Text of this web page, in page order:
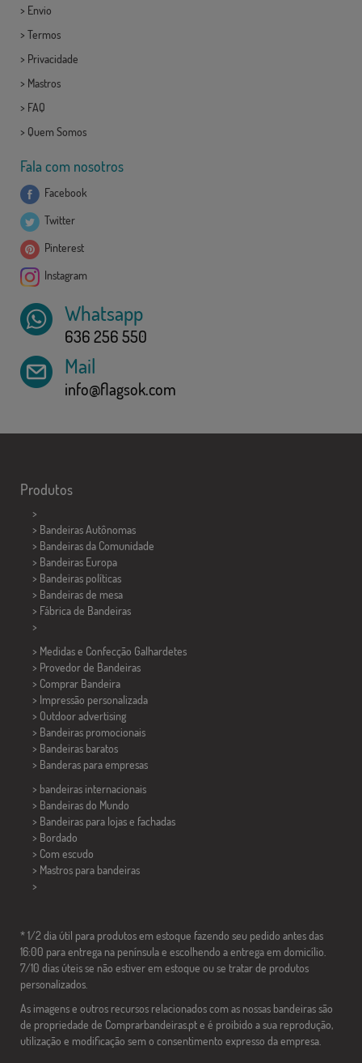
> Envio
> Termos
> Privacidade
> Mastros
> FAQ
> Quem Somos
Fala com nosotros
Facebook
Twitter
Pinterest
Instagram
Whatsapp
636 256 550
Mail
info@flagsok.com
Produtos
>
> Bandeiras Autônomas
> Bandeiras da Comunidade
> Bandeiras Europa
> Bandeiras políticas
> Bandeiras de mesa
> Fábrica de Bandeiras
>
> Medidas e Confecção Galhardetes
> Provedor de Bandeiras
> Comprar Bandeira
> Impressão personalizada
> Outdoor advertising
> Bandeiras promocionais
> Bandeiras baratos
> Banderas para empresas
> bandeiras internacionais
> Bandeiras do Mundo
> Bandeiras para lojas e fachadas
> Bordado
> Com escudo
> Mastros para bandeiras
>
* 1/2 dia útil para produtos em estoque fazendo seu pedido antes das
16:00 para entrega na península e escolhendo a entrega em domicílio.
7/10 dias úteis se não estiver em estoque ou se tratar de produtos
personalizados.
As imagens e outros recursos relacionados com as nossas bandeiras são
de propriedade de Comprarbandeiras.pt e é proibido a sua reprodução,
utilização e modificação sem o consentimento expresso da empresa.